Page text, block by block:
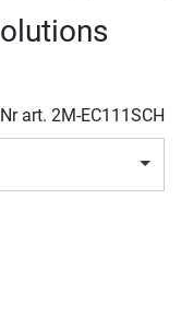
Nr art. 2M-EC111SCH